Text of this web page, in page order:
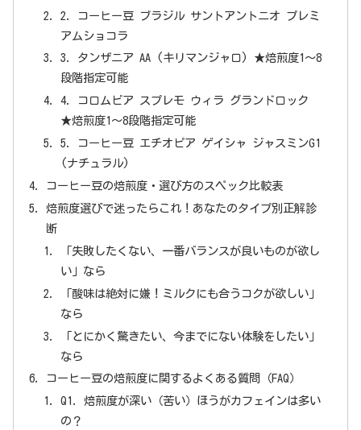
2. コーヒー豆 ブラジル サントアントニオ プレミ
アムショコラ
3. タンザニア AA (キリマンジャロ) ★焙煎度1〜8
段階指定可能
4. コロムビア スプレモ ウィラ グランドロック
★焙煎度1〜8段階指定可能
5. コーヒー豆 エチオピア ゲイシャ ジャスミンG1
(ナチュラル)
コーヒー豆の焙煎度・選び方のスペック比較表
焙煎度選びで迷ったらこれ！あなたのタイプ別正解診
断
「失敗したくない、一番バランスが良いものが欲し
い」なら
「酸味は絶対に嫌！ミルクにも合うコクが欲しい」
なら
「とにかく驚きたい、今までにない体験をしたい」
なら
コーヒー豆の焙煎度に関するよくある質問（FAQ）
Q1. 焙煎度が深い（苦い）ほうがカフェインは多い
の？